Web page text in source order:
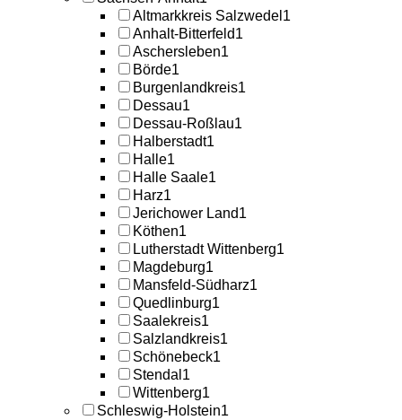
Altmarkkreis Salzwedel 1
Anhalt-Bitterfeld1
Aschersleben1
Börde1
Burgenlandkreis1
Dessau1
Dessau-Roßlau1
Halberstadt1
Halle1
Halle Saale1
Harz1
Jerichower Land1
Köthen1
Lutherstadt Wittenberg1
Magdeburg1
Mansfeld-Südharz1
Quedlinburg1
Saalekreis1
Salzlandkreis1
Schönebeck1
Stendal 1
Wittenberg1
Schleswig-Holstein1